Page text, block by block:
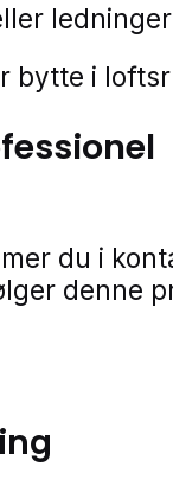
ledninger
bytte i
du i
denne